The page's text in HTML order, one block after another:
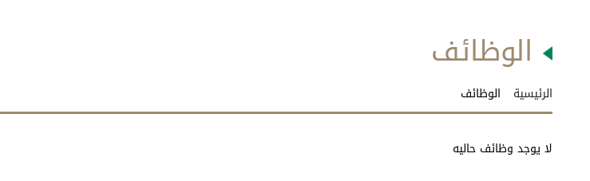
الوظائف
الرئيسية الوظائف
لا يوجد وظائف حاليه